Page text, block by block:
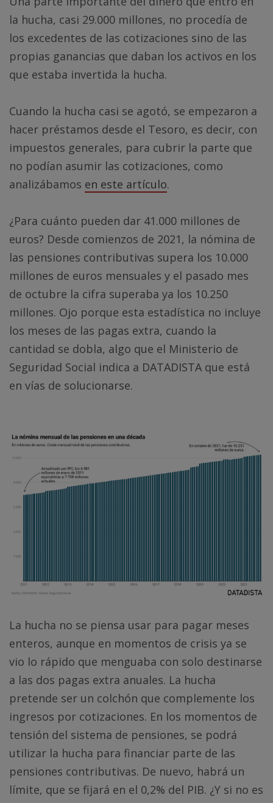
la hucha, casi 29.000 millones, no procedía de
los excedentes de las cotizaciones sino de las
propias ganancias que daban los activos en los
que estaba invertida la hucha.
Cuando la hucha casi se agotó, se empezaron a
hacer préstamos desde el Tesoro, es decir, con
impuestos generales, para cubrir la parte que
no podían asumir las cotizaciones, como
analizábamos en este artículo.
¿Para cuánto pueden dar 41.000 millones de
euros? Desde comienzos de 2021, la nómina de
las pensiones contributivas supera los 10.000
millones de euros mensuales y el pasado mes
de octubre la cifra superaba ya los 10.250
millones. Ojo porque esta estadística no incluye
los meses de las pagas extra, cuando la
cantidad se dobla, algo que el Ministerio de
Seguridad Social indica a DATADISTA que está
en vías de solucionarse.
La hucha no se piensa usar para pagar meses
enteros, aunque en momentos de crisis ya se
vio lo rápido que menguaba con solo destinarse
a las dos pagas extra anuales. La hucha
pretende ser un colchón que complemente los
ingresos por cotizaciones. En los momentos de
tensión del sistema de pensiones, se podrá
utilizar la hucha para financiar parte de las
pensiones contributivas. De nuevo, habrá un
límite, que se fijará en el 0,2% del PIB. ¿Y si no es